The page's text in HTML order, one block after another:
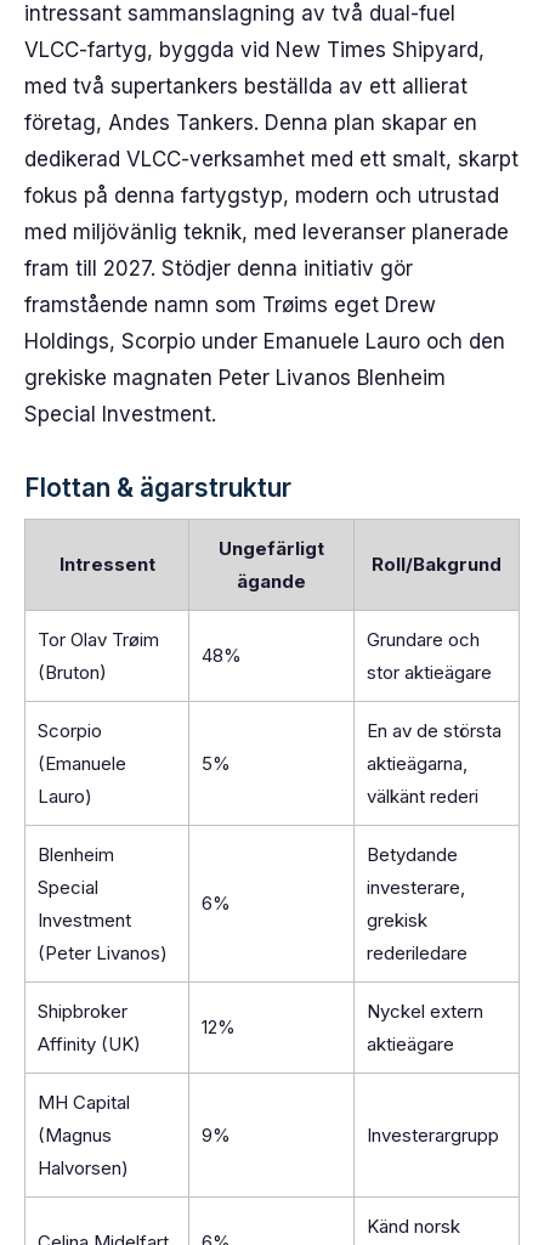
intressant sammanslagning av två dual-fuel
VLCC-fartyg, byggda vid New Times Shipyard,
med två supertankers beställda av ett allierat
företag, Andes Tankers. Denna plan skapar en
dedikerad VLCC-verksamhet med ett smalt, skarpt
fokus på denna fartygstyp, modern och utrustad
med miljövänlig teknik, med leveranser planerade
fram till 2027. Stödjer denna initiativ gör
framstående namn som Trøims eget Drew
Holdings, Scorpio under Emanuele Lauro och den
grekiske magnaten Peter Livanos Blenheim
Special Investment.
Flottan & ägarstruktur
Intressent
Ungefärligt
ägande
Roll/Bakgrund
Tor Olav Trøim
(Bruton)
48%
Grundare och
stor aktieägare
Scorpio
(Emanuele
Lauro)
5%
En av de största
aktieägarna,
välkänt rederi
Blenheim
Special
Investment
(Peter Livanos)
6%
Betydande
investerare,
grekisk
rederiledare
Shipbroker
Affinity (UK)
12%
Nyckel extern
aktieägare
MH Capital
(Magnus
Halvorsen)
9% Investerargrupp
Känd norsk